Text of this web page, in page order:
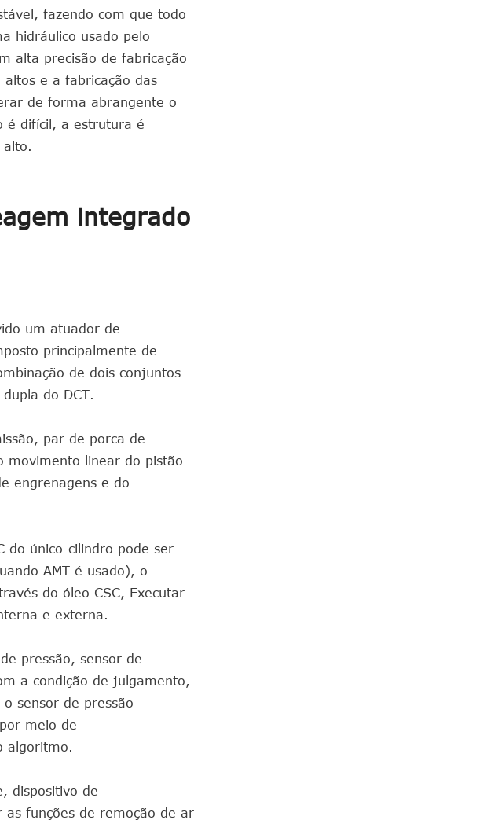
fazendo com que todo
hidráulico usado pelo
alta precisão de fabricação
e a fabricação das
de forma abrangente o
é difícil, a estrutura é
alto.
integrado
um atuador de
principalmente de
de dois conjuntos
do DCT.
par de porca de
movimento linear do pistão
engrenagens e do
do único-cilindro pode ser
AMT é usado), o
do óleo CSC, Executar
e externa.
pressão, sensor de
a condição de julgamento,
sensor de pressão
meio de
algoritmo.
dispositivo de
funções de remoção de ar